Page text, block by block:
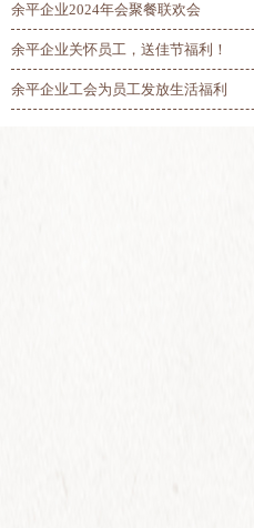
余平企业2024年会聚餐联欢会
余平企业关怀员工，送佳节福利！
余平企业工会为员工发放生活福利